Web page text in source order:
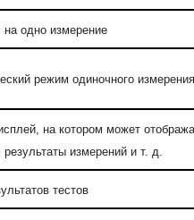
на одно измерение
режим одиночного измерения
на котором может
измерений и т. д.
тестов